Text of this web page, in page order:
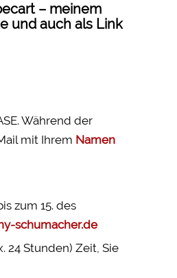
– meinem
und auch als Link
Während der
mit Ihrem Namen
zum 15. des
schumacher.de
24 Stunden) Zeit, Sie